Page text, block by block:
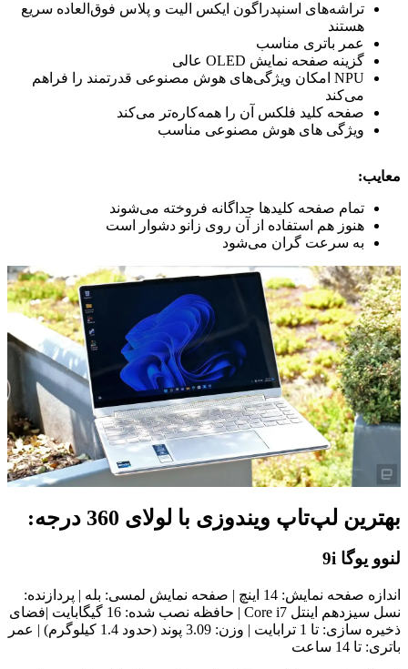
تراشه‌های اسنپدراگون ایکس الیت و پلاس فوق‌العاده سریع
هستند
عمر باتری مناسب
گزینه صفحه نمایش OLED عالی
NPU امکان ویژگی‌های هوش مصنوعی قدرتمند را فراهم
می‌کند
صفحه کلید فلکس آن را همه‌کاره‌تر می‌کند
ویژگی های هوش مصنوعی مناسب
معایب:
تمام صفحه کلیدها جداگانه فروخته می‌شوند
هنوز هم استفاده از آن روی زانو دشوار است
به سرعت گران می‌شود
بهترین لپ‌تاپ ویندوزی با لولای 360 درجه:
لنوو یوگا 9i
اندازه صفحه نمایش: 14 اینچ | صفحه نمایش لمسی: بله | پردازنده:
نسل سیزدهم اینتل Core i7 | حافظه نصب شده: 16 گیگابایت |فضای
ذخیره سازی: تا 1 ترابایت | وزن: 3.09 پوند (حدود 1.4 کیلوگرم) | عمر
باتری: تا 14 ساعت